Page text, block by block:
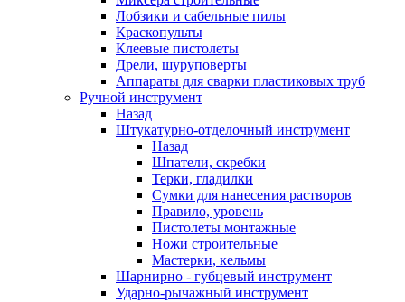
Лобзики и сабельные пилы
Краскопульты
Клеевые пистолеты
Дрели, шуруповерты
Аппараты для сварки пластиковых труб
Ручной инструмент
Назад
Штукатурно-отделочный инструмент
Назад
Шпатели, скребки
Терки, гладилки
Сумки для нанесения растворов
Правило, уровень
Пистолеты монтажные
Ножи строительные
Мастерки, кельмы
Шарнирно - губцевый инструмент
Ударно-рычажный инструмент